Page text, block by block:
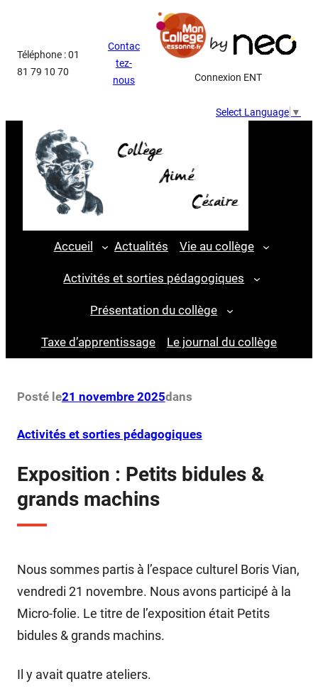
contenu
Téléphone : 01
81 79 10 70
Contac
tez-
nous
Connexion ENT
Select Language ▼
Accueil Actualités Vie au collège
Activités et sorties pédagogiques
Présentation du collège
Taxe d’apprentissage Le journal du collège
Posté le21 novembre 2025dans
Activités et sorties pédagogiques
Exposition : Petits bidules &
grands machins
Nous sommes partis à l’espace culturel Boris Vian,
vendredi 21 novembre. Nous avons participé à la
Micro-folie. Le titre de l’exposition était Petits
bidules & grands machins.
Il y avait quatre ateliers.